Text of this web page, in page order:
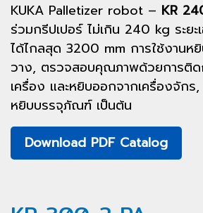
KUKA Palletizer robot – KR
ร่วมกรีปเปอร์ ไม่เกิน 240 kg ระยะ
ได้ไกลสุด 3200 mm การใช้งานห
วาง, ตรวจสอบคุณภาพด้วยการติด
เครื่อง และหยิบออกจากเครื่องจักร
หยิบบรรจุภัณฑ์ เป็นต้น
Download PDF Catalog